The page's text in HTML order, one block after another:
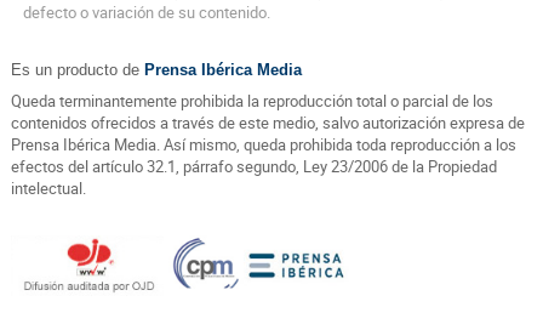
defecto o variación de su contenido.
Es un producto de Prensa Ibérica Media
Queda terminantemente prohibida la reproducción total o parcial de los
contenidos ofrecidos a través de este medio, salvo autorización expresa de
Prensa Ibérica Media. Así mismo, queda prohibida toda reproducción a los
efectos del artículo 32.1, párrafo segundo, Ley 23/2006 de la Propiedad
intelectual.